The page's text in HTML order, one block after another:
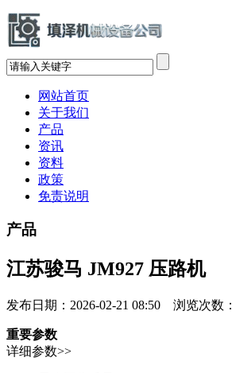
网站首页
关于我们
产品
资讯
资料
政策
免责说明
产品
江苏骏马 JM927 压路机
发布日期：2026-02-21 08:50 浏览次数：
重要参数
详细参数>>